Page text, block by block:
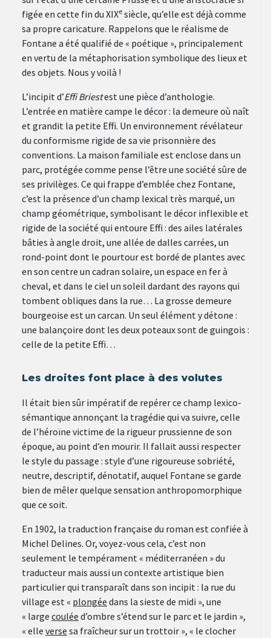
figée en cette fin du XIXe siècle, qu’elle est déjà comme
sa propre caricature. Rappelons que le réalisme de
Fontane a été qualifié de « poétique », principalement
en vertu de la métaphorisation symbolique des lieux et
des objets. Nous y voilà !
L’incipit d’Effi Briestest une pièce d’anthologie.
L’entrée en matière campe le décor : la demeure où naît
et grandit la petite Effi. Un environnement révélateur
du conformisme rigide de sa vie prisonnière des
conventions. La maison familiale est enclose dans un
parc, protégée comme pense l’être une société sûre de
ses privilèges. Ce qui frappe d’emblée chez Fontane,
c’est la présence d’un champ lexical très marqué, un
champ géométrique, symbolisant le décor inflexible et
rigide de la société qui entoure Effi : des ailes latérales
bâties à angle droit, une allée de dalles carrées, un
rond-point dont le pourtour est bordé de plantes avec
en son centre un cadran solaire, un espace en fer à
cheval, et dans le ciel un soleil dardant des rayons qui
tombent obliques dans la rue… La grosse demeure
bourgeoise est un carcan. Un seul élément y détone :
une balançoire dont les deux poteaux sont de guingois :
celle de la petite Effi…
Les droites font place à des volutes
Il était bien sûr impératif de repérer ce champ lexico-
sémantique annonçant la tragédie qui va suivre, celle
de l’héroïne victime de la rigueur prussienne de son
époque, au point d’en mourir. Il fallait aussi respecter
le style du passage : style d’une rigoureuse sobriété,
neutre, descriptif, dénotatif, auquel Fontane se garde
bien de mêler quelque sensation anthropomorphique
que ce soit.
En 1902, la traduction française du roman est confiée à
Michel Delines. Or, voyez-vous cela, c’est non
seulement le tempérament « méditerranéen » du
traducteur mais aussi un contexte artistique bien
particulier qui transparaît dans son incipit : la rue du
village est « plongée dans la sieste de midi », une
« large coulée d’ombre s’étend sur le parc et le jardin »,
« elle verse sa fraîcheur sur un trottoir », « le clocher